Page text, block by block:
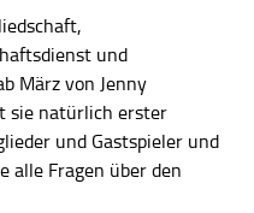
und
März von Jenny
sie natürlich erster
und Gastspieler und
alle Fragen über den